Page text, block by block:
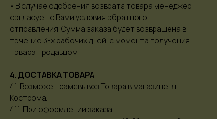
• В случае одобрения возврата товара менеджер
согласует с Вами условия обратного
отправления. Сумма заказа будет возвращена в
течение 3-х рабочих дней, с момента получения
товара продавцом.
4. ДОСТАВКА ТОВАРА
4.1. Возможен самовывоз Товара в магазине в г.
Кострома.
4.1.1. При оформлении заказа